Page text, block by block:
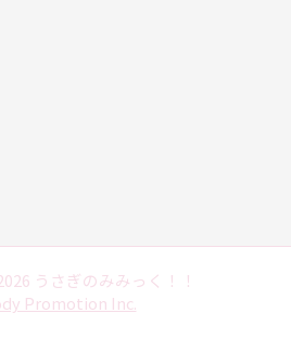
うさぎのみみっく！！
Promotion Inc.